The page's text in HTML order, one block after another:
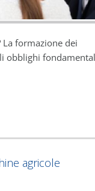
formazione dei
obblighi
agricole